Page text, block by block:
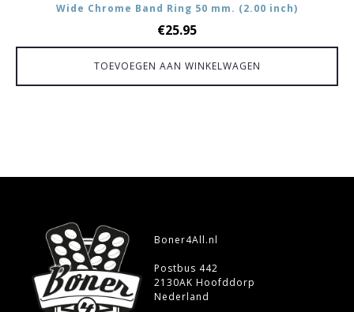
Wide Chrome Band Ring 50 mm. (2.00 inch)
€25.95
TOEVOEGEN AAN WINKELWAGEN
Boner4All.nl
Postbus 442
2130AK Hoofddorp
Nederland